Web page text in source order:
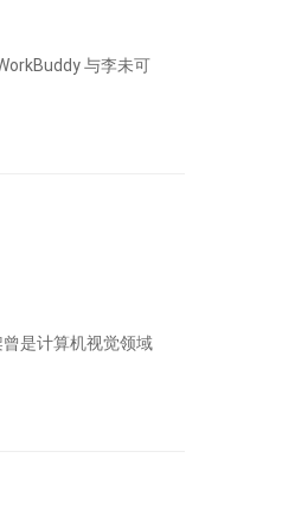
与李未可
是计算机视觉领域